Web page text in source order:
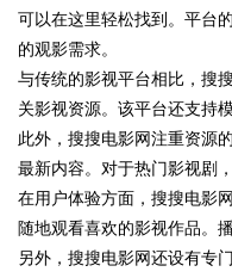
uz
可以在这里轻松找到。平台
的观影需求。
与传统的影视平台相比，搜
关影视资源。该平台还支持
此外，搜搜电影网注重资源
最新内容。对于热门影视剧
在用户体验方面，搜搜电影
随地观看喜欢的影视作品。
另外，搜搜电影网还设有专